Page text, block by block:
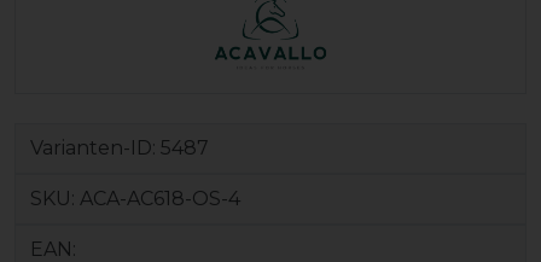
Varianten-ID: 5487
SKU: ACA-AC618-OS-4
EAN: